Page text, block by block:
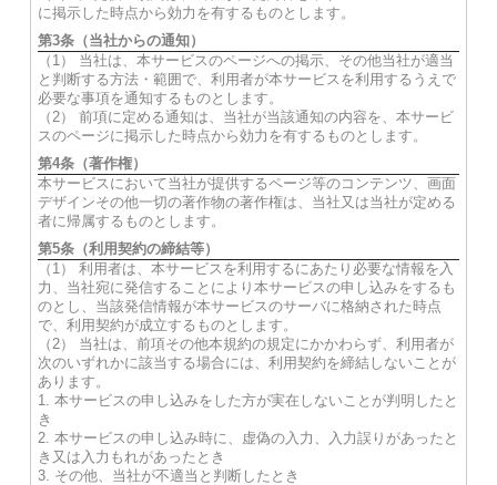
に掲示した時点から効力を有するものとします。
第3条（当社からの通知）
（1） 当社は、本サービスのページへの掲示、その他当社が適当
と判断する方法・範囲で、利用者が本サービスを利用するうえで
必要な事項を通知するものとします。
（2） 前項に定める通知は、当社が当該通知の内容を、本サービ
スのページに掲示した時点から効力を有するものとします。
第4条（著作権）
本サービスにおいて当社が提供するページ等のコンテンツ、画面
デザインその他一切の著作物の著作権は、当社又は当社が定める
者に帰属するものとします。
第5条（利用契約の締結等）
（1） 利用者は、本サービスを利用するにあたり必要な情報を入
力、当社宛に発信することにより本サービスの申し込みをするも
のとし、当該発信情報が本サービスのサーバに格納された時点
で、利用契約が成立するものとします。
（2） 当社は、前項その他本規約の規定にかかわらず、利用者が
次のいずれかに該当する場合には、利用契約を締結しないことが
あります。
1. 本サービスの申し込みをした方が実在しないことが判明したと
き
2. 本サービスの申し込み時に、虚偽の入力、入力誤りがあったと
き又は入力もれがあったとき
3. その他、当社が不適当と判断したとき